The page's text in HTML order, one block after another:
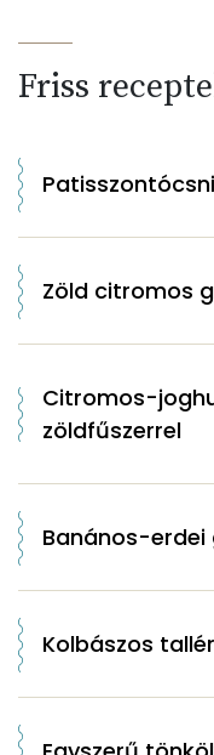
Friss
Patisszontócsni
Zöld citromos
Citromos-
zöldfűszerrel
Banános-
Kolbászos